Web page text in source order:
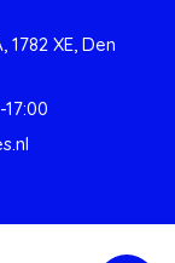
XE, Den